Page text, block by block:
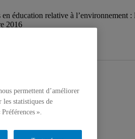
éducation relative à l’environnement
2016
permettent d’améliorer
les statistiques de
».